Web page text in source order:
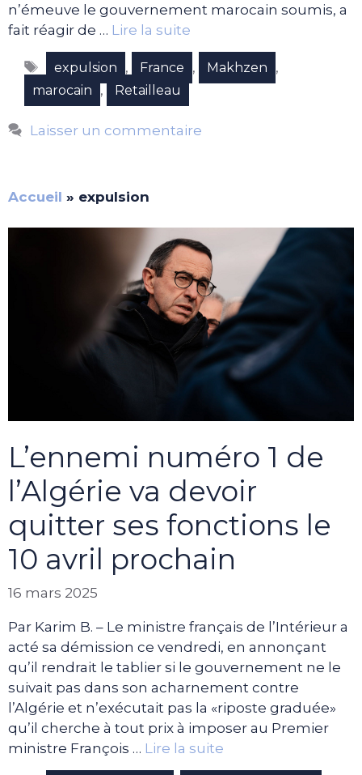
n’émeuve le gouvernement marocain soumis, a
fait réagir de … Lire la suite
Étiquettes
expulsion , France , Makhzen ,
marocain , Retailleau
Laisser un commentaire
Accueil » expulsion
L’ennemi numéro 1 de
l’Algérie va devoir
quitter ses fonctions le
10 avril prochain
16 mars 2025
Par Karim B. – Le ministre français de l’Intérieur a
acté sa démission ce vendredi, en annonçant
qu’il rendrait le tablier si le gouvernement ne le
suivait pas dans son acharnement contre
l’Algérie et n’exécutait pas la «riposte graduée»
qu’il cherche à tout prix à imposer au Premier
ministre François … Lire la suite